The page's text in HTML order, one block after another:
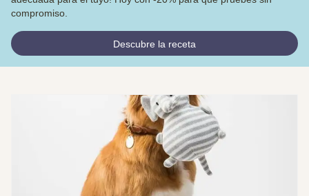
compromiso.
Descubre la receta